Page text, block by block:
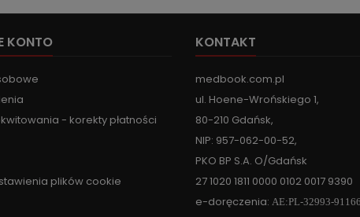
KONTO
- korekty płatności
plików cookie
KONTAKT
medbook.com.pl
ul. Hoene-Wrońskiego 1,
80-210 Gdańsk,
NIP: 957-062-00-52,
PKO BP S.A. O/Gdańsk
27 1020 1811 0000 0102 0017 9390
e-doręczenia: AE:PL-32993-